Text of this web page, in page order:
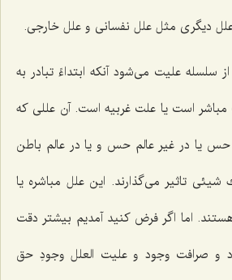
دیگرى مثل علل نفسانى و علل خارجى.
سلسله علیت مى‌شود آنكه ابتداءً تبادر به
است یا علت غربیه است. آن عللى كه
حس یا در غیر عالم حس و یا در عالم باطن
تاثیر مى‌گذارند. این علل مباشره یا
اما اگر فرض كنید آمدیم بیشتر دقت
و صرافت وجود و علیت العلل وجودِ حق